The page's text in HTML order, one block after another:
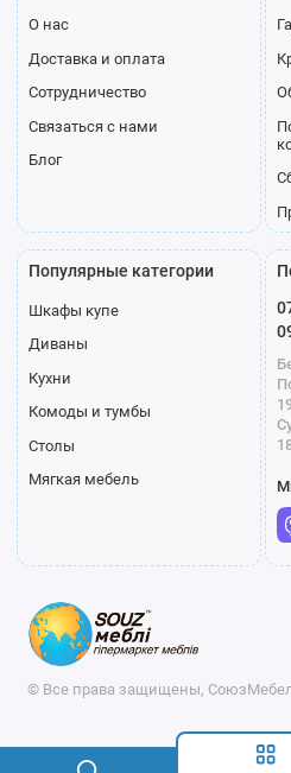
О нас
Доставка и оплата
Сотрудничество
Связаться с нами
Блог
Популярные категории
Шкафы купе
Диваны
Кухни
Комоды и тумбы
Столы
Мягкая мебель
© Все права защищены,